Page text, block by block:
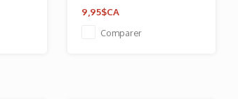
9,95$CA
Comparer